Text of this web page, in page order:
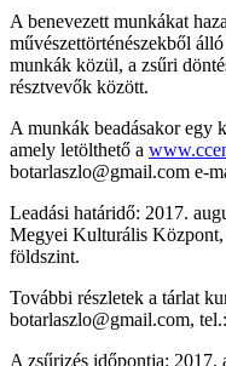
A benevezett munkákat
művészettörténészekből
munkák közül, a zsűri
résztvevők között.
A munkák beadásakor egy
amely letölthető a
botarlaszlo@gmail.com e-
Leadási határidő: 2017.
Megyei Kulturális Központ,
földszint.
További részletek a tárlat
botarlaszlo@gmail.com,
A zsűrizés időpontja: